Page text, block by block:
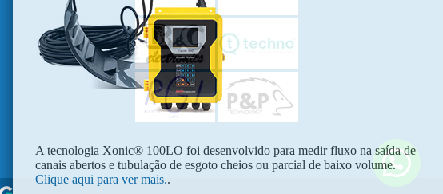
A tecnologia Xonic® 100LO foi desenvolvido para medir fluxo na saída de
canais abertos e tubulação de esgoto cheios ou parcial de baixo volume.
Clique aqui para ver mais..